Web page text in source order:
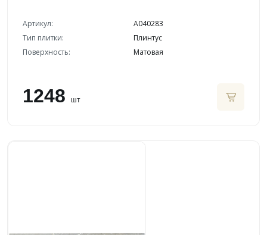
Артикул:
A040283
Тип плитки:
Плинтус
Поверхность:
Матовая
1248 шт